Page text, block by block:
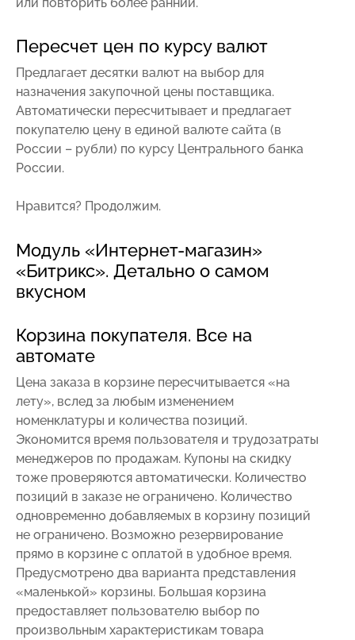
Пересчет цен по курсу валют
Предлагает десятки валют на выбор для
назначения закупочной цены поставщика.
Автоматически пересчитывает и предлагает
покупателю цену в единой валюте сайта (в
России – рубли) по курсу Центрального банка
России.
Нравится? Продолжим.
Модуль «Интернет-магазин»
«Битрикс». Детально о самом
вкусном
Корзина покупателя. Все на
автомате
Цена заказа в корзине пересчитывается «на
лету», вслед за любым изменением
номенклатуры и количества позиций.
Экономится время пользователя и трудозатраты
менеджеров по продажам. Купоны на скидку
тоже проверяются автоматически. Количество
позиций в заказе не ограничено. Количество
одновременно добавляемых в корзину позиций
не ограничено. Возможно резервирование
прямо в корзине с оплатой в удобное время.
Предусмотрено два варианта представления
«маленькой» корзины. Большая корзина
предоставляет пользователю выбор по
произвольным характеристикам товара